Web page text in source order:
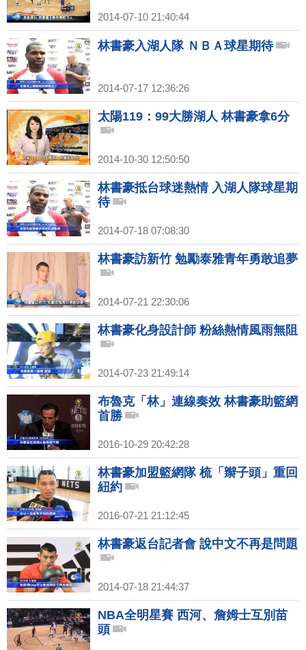
2014-07-10 21:40:44
林書豪入湖人隊 ＮＢＡ球星期待
2014-07-17 12:36:26
太陽119：99大勝湖人 林書豪拿6分
2014-10-30 12:50:50
林書豪抵台球迷熱情 入湖人隊球星期
待
2014-07-18 07:08:30
林書豪訪新竹 勉勵泰雅青年勇敢追夢
2014-07-21 22:30:06
林書豪化身設計師 粉絲熱情風雨無阻
2014-07-23 21:49:14
布魯克「林」連線奏效 林書豪助籃網
首勝
2016-10-29 20:42:28
林書豪加盟籃網隊 梳「辮子頭」重回
紐約
2016-07-21 21:12:45
林書豪返台記者會 說中文不再是問題
2014-07-18 21:44:37
NBA全明星賽 西河、詹姆士互別苗
頭